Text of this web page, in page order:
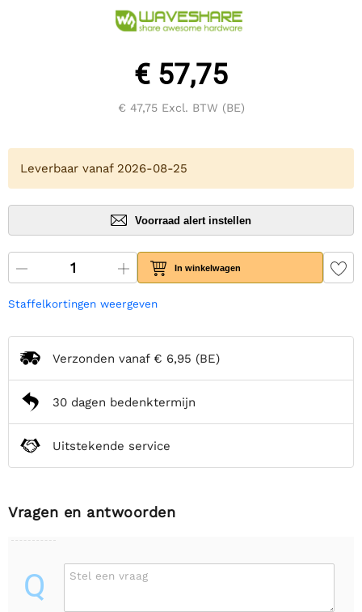
€ 57,75
€ 47,75Excl. BTW (BE)
Leverbaar vanaf 2026-08-25
Voorraad alert instellen
In winkelwagen
Staffelkortingen weergeven
Verzonden vanaf € 6,95 (BE)
30 dagen bedenktermijn
Uitstekende service
Vragen en antwoorden
Q Stel een vraag